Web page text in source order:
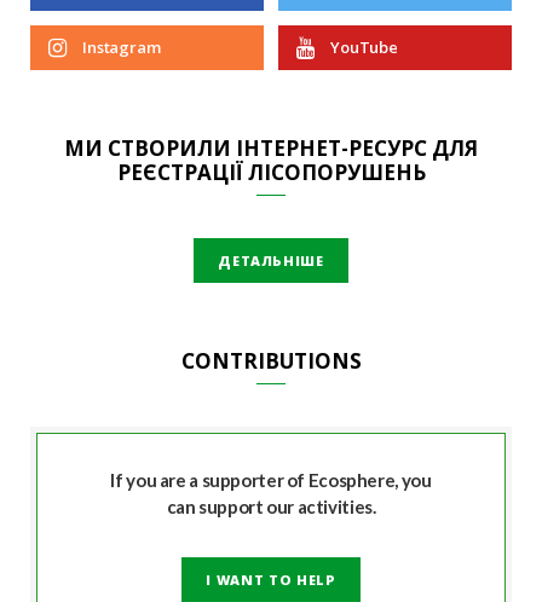
Instagram YouTube
МИ СТВОРИЛИ ІНТЕРНЕТ-РЕСУРС ДЛЯ
РЕЄСТРАЦІЇ ЛІСОПОРУШЕНЬ
ДЕТАЛЬНІШЕ
CONTRIBUTIONS
If you are a supporter of Ecosphere, you
can support our activities.
I WANT TO HELP